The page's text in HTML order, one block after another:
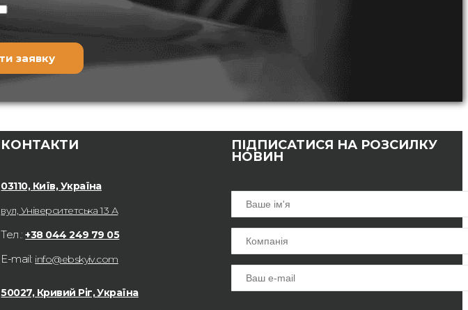
КОНТАКТИ
03110, Київ, Україна
вул, Університетська 13 А
Тел.:+38 044 249 79 05
E-mail: info@ebskyiv.com
50027, Кривий Ріг, Україна
ПІДПИСАТИСЯ НА РОЗСИЛКУ
НОВИН